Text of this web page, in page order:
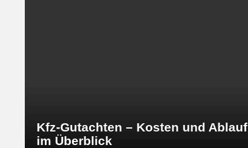
Kfz-Gutachten – Kosten und Ablauf
im Überblick